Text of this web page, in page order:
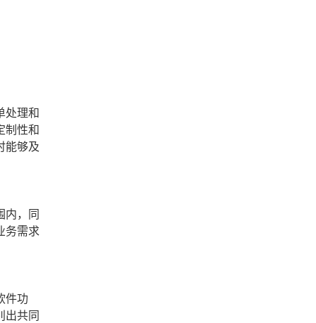
处理和
制性和
能够及
内，同
务需求
件功
出共同